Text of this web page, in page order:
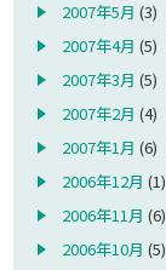
2007年5月 (3)
2007年4月 (5)
2007年3月 (5)
2007年2月 (4)
2007年1月 (6)
2006年12月 (1)
2006年11月 (6)
2006年10月 (5)